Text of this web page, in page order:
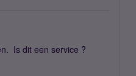
Is dit een service ?